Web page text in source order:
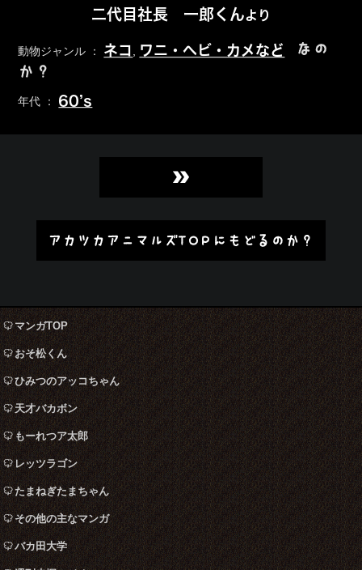
二代目社長 一郎くんより
動物ジャンル ： ネコ ワニ・ヘビ・カメなど
なの
か？
年代 ： 60’s
»
アカツカアニマルズTOPにもどるのか？
マンガTOP
おそ松くん
ひみつのアッコちゃん
天才バカボン
もーれつア太郎
レッツラゴン
たまねぎたまちゃん
その他の主なマンガ
バカ田大学